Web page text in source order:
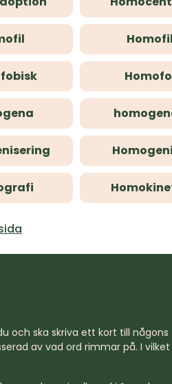
och ska skriva ett kort till
av vad ord rimmar på. I